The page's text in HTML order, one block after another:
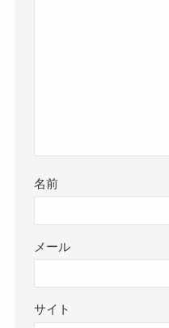
名前
メール
サイト